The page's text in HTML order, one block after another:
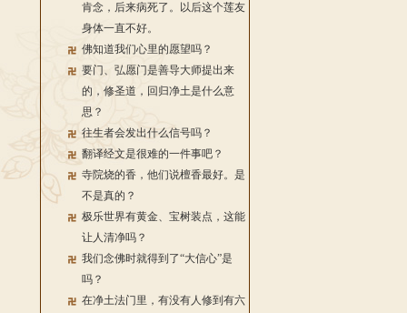
肯念，后来病死了。以后这个莲友
身体一直不好。
佛知道我们心里的愿望吗？
要门、弘愿门是善导大师提出来
的，修圣道，回归净土是什么意
思？
往生者会发出什么信号吗？
翻译经文是很难的一件事吧？
寺院烧的香，他们说檀香最好。是
不是真的？
极乐世界有黄金、宝树装点，这能
让人清净吗？
我们念佛时就得到了“大信心”是
吗？
在净土法门里，有没有人修到有六